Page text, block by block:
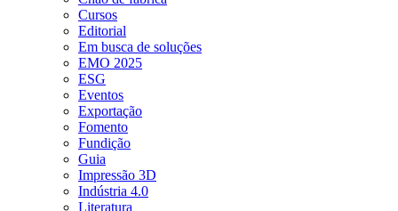
Cursos
Editorial
Em busca de soluções
EMO 2025
ESG
Eventos
Exportação
Fomento
Fundição
Guia
Impressão 3D
Indústria 4.0
Literatura